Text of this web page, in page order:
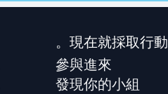
現在就採取行動。
參與進來
發現你的小組